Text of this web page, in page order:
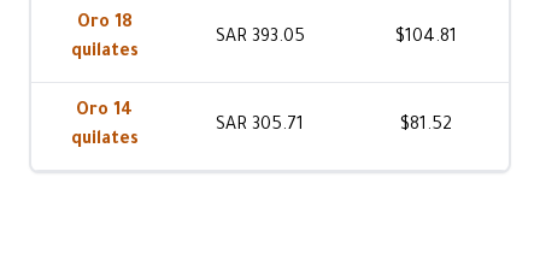
Oro 18
quilates
SAR 393.05 $104.81
Oro 14
quilates
SAR 305.71 $81.52